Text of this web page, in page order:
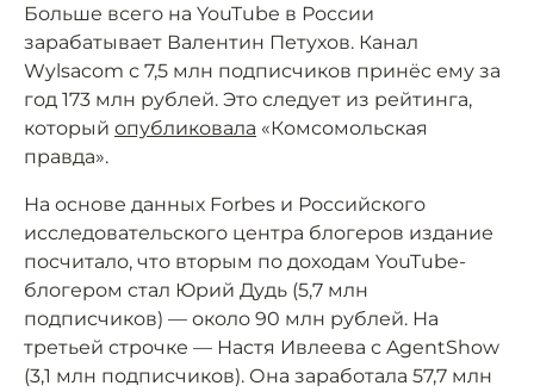
Больше всего на YouTube в России
зарабатывает Валентин Петухов. Канал
Wylsacom с 7,5 млн подписчиков принёс ему за
год 173 млн рублей. Это следует из рейтинга,
который опубликовала «Комсомольская
правда».
На основе данных Forbes и Российского
исследовательского центра блогеров издание
посчитало, что вторым по доходам YouTube-
блогером стал Юрий Дудь (5,7 млн
подписчиков) — около 90 млн рублей. На
третьей строчке — Настя Ивлеева с AgentShow
(3,1 млн подписчиков). Она заработала 57,7 млн